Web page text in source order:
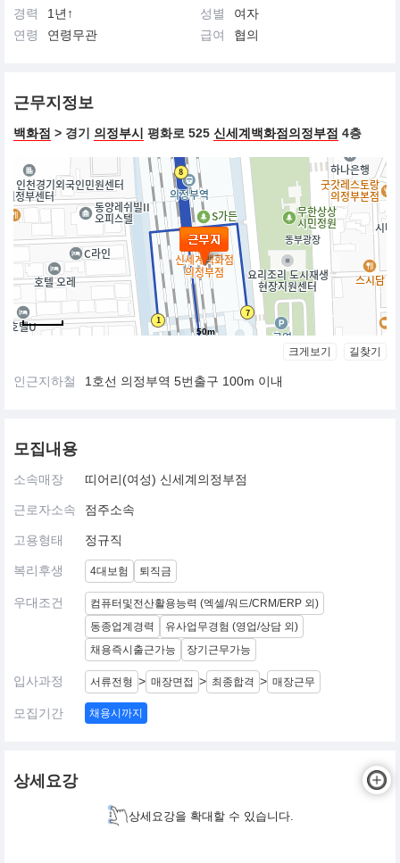
경력
1년↑ 성별
여자
연령
연령무관 급여 협의
근무지정보
백화점 > 경기 의정부시 평화로 525 신세계백화점의정부점 4층
50m
크게보기 길찾기
인근지하철 1호선 의정부역 5번출구 100m 이내
모집내용
소속매장 띠어리(여성) 신세계의정부점
근로자소속 점주소속
고용형태 정규직
복리후생 4대보험 퇴직금
우대조건
컴퓨터및전산활용능력 (엑셀/워드/CRM/ERP 외)
동종업계경력
유사업무경험 (영업/상담 외)
채용즉시출근가능
장기근무가능
입사과정 서류전형 > 매장면접 > 최종합격 > 매장근무
모집기간 채용시까지
상세요강
상세요강을 확대할 수 있습니다.